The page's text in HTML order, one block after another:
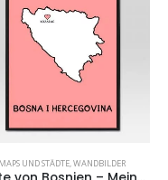
MAPS UND STÄDTE,WANDBILDER